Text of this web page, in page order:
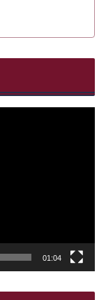
01:04